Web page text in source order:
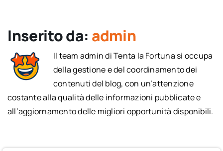
Inserito da: admin
Il team admin di Tenta la Fortuna si occupa
della gestione e del coordinamento dei
contenuti del blog, con un’attenzione
costante alla qualità delle informazioni pubblicate e
all’aggiornamento delle migliori opportunità disponibili.